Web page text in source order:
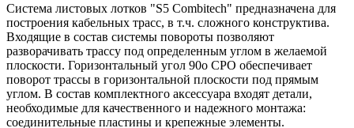
Система листовых лотков "S5 Combitech" предназначена для
построения кабельных трасс, в т.ч. сложного конструктива.
Входящие в состав системы повороты позволяют
разворачивать трассу под определенным углом в желаемой
плоскости. Горизонтальный угол 90о СРО обеспечивает
поворот трассы в горизонтальной плоскости под прямым
углом. В состав комплектного аксессуара входят детали,
необходимые для качественного и надежного монтажа:
соединительные пластины и крепежные элементы.